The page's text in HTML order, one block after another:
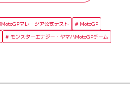
マレーシア公式テスト
MotoGP
モンスターエナジー・ヤマハMotoGPチーム